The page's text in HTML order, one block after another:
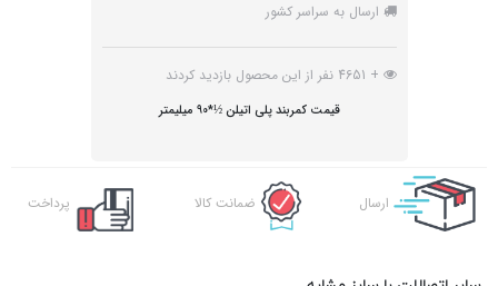
ارسال به سراسر کشور
+ 4651 نفر از این محصول بازدید کردند
قیمت کمربند پلی اتیلن ½*90 میلیمتر
ارسال ضمانت کالا پرداخت